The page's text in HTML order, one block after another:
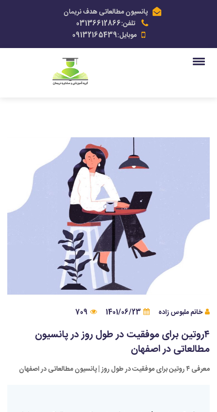
پانسیون مطالعاتی هدف نریمان
تلفن:03136612866
موبایل:09132165439
خانم ملبوس زاده 1401/06/23
709
۴روتین برای موفقیت در طول روز در پانسیون
مطالعاتی در اصفهان
معرفی ۴ روتین برای موفقیت در طول روز | پانسیون مطالعاتی در اصفهان